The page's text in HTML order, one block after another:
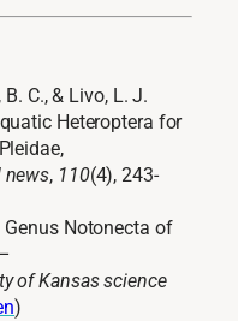
C., & Livo, L. J.
Heteroptera for
news, 110(4), 243-
Genus Notonecta of
of Kansas science
)